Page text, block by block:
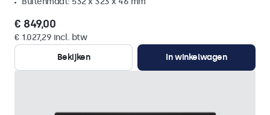
€ 849,00
€ 1.027,29 incl. btw
Bekijken
In winkelwagen